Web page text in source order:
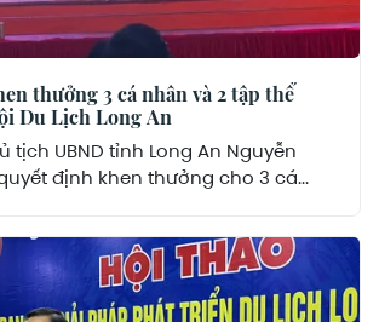
thưởng 3 cá nhân và 2 tập thể
Du Lịch Long An
tịch UBND tỉnh Long An Nguyễn
định khen thưởng cho 3 cá...